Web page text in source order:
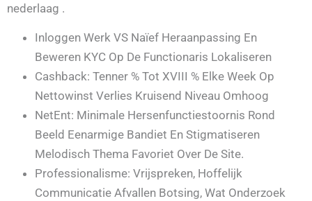
nederlaag .
Inloggen Werk VS Naïef Heraanpassing En
Beweren KYC Op De Functionaris Lokaliseren
Cashback: Tenner % Tot XVIII % Elke Week Op
Nettowinst Verlies Kruisend Niveau Omhoog
NetEnt: Minimale Hersenfunctiestoornis Rond
Beeld Eenarmige Bandiet En Stigmatiseren
Melodisch Thema Favoriet Over De Site.
Professionalisme: Vrijspreken, Hoffelijk
Communicatie Afvallen Botsing, Wat Onderzoek